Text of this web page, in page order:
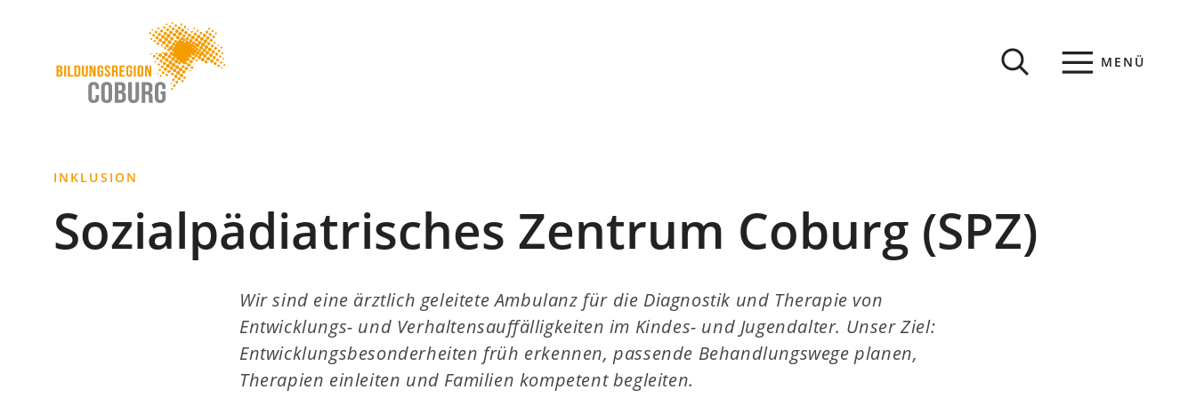
INHALT ANSPRINGEN
MENÜ
INKLUSION
Sozialpädiatrisches Zentrum Coburg (SPZ)
Wir sind eine ärztlich geleitete Ambulanz für die Diagnostik und Therapie von
Entwicklungs- und Verhaltensauffälligkeiten im Kindes- und Jugendalter. Unser Ziel:
Entwicklungsbesonderheiten früh erkennen, passende Behandlungswege planen,
Therapien einleiten und Familien kompetent begleiten.